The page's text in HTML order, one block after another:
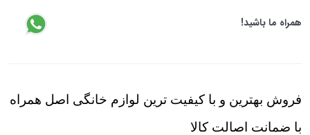
همراه ما باشید!
فروش بهترین و با کیفیت ترین لوازم خانگی اصل همراه
با ضمانت اصالت کالا